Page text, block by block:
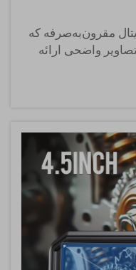
مقرون‌به‌صرفه که
واضحی ارائه
است.
و متخصصانی که از
به دنبال